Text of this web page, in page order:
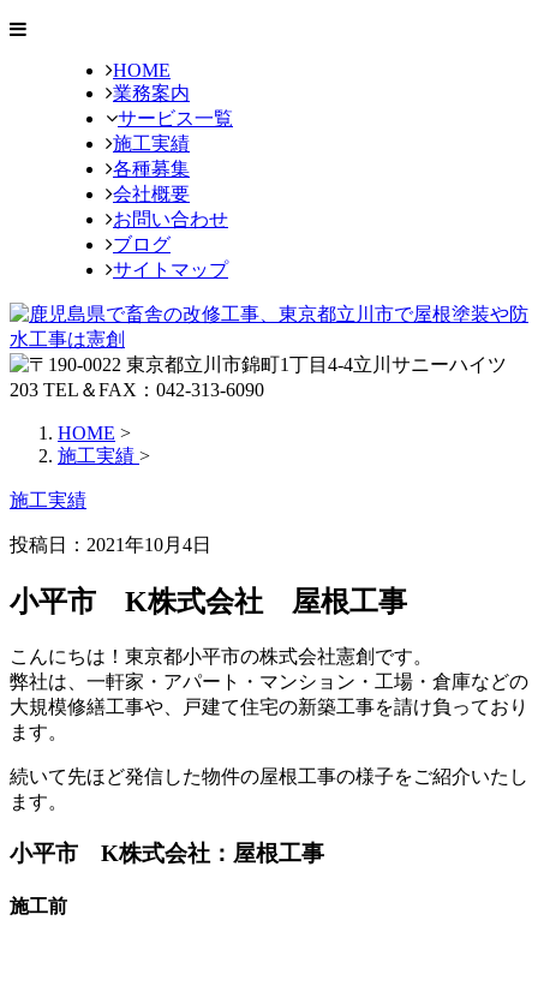
HOME
業務案内
サービス一覧
施工実績
各種募集
会社概要
お問い合わせ
ブログ
サイトマップ
HOME >
施工実績 >
施工実績
投稿日：2021年10月4日
小平市 K株式会社 屋根工事
こんにちは！東京都小平市の株式会社憲創です。
弊社は、一軒家・アパート・マンション・工場・倉庫などの
大規模修繕工事や、戸建て住宅の新築工事を請け負っており
ます。
続いて先ほど発信した物件の屋根工事の様子をご紹介いたし
ます。
小平市 K株式会社：屋根工事
施工前